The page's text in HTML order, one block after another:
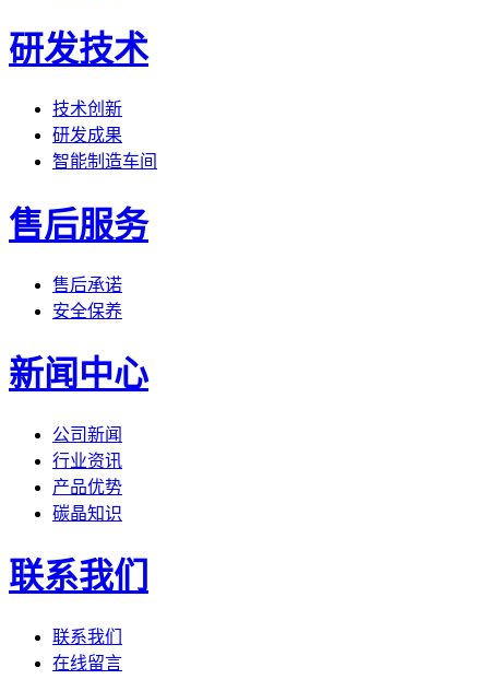
研发技术
技术创新
研发成果
智能制造车间
售后服务
售后承诺
安全保养
新闻中心
公司新闻
行业资讯
产品优势
碳晶知识
联系我们
联系我们
在线留言